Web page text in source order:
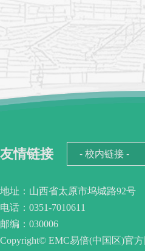
友情链接
地址：山西省太原市坞城路92号
电话：0351-7010611
邮编：030006
Copyright© EMC易倍(中国区)官